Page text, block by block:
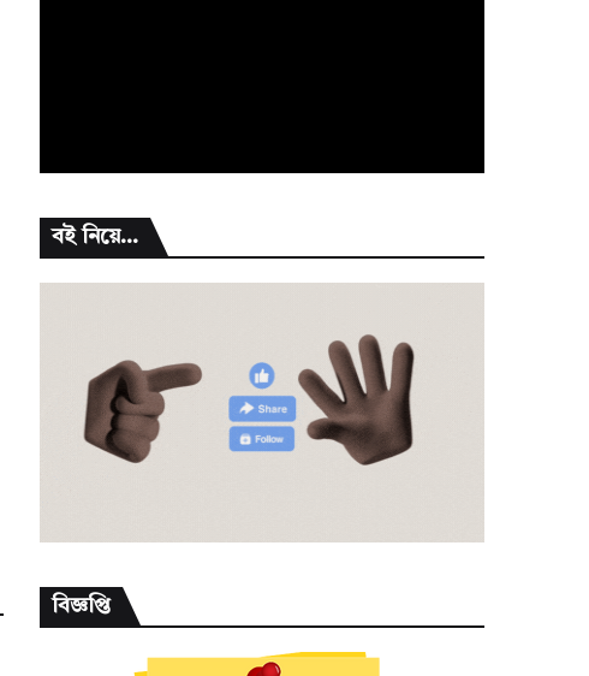
বই নিয়ে...
বিজ্ঞপ্তি